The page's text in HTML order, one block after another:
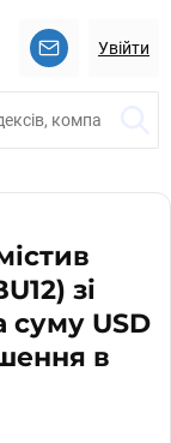
Увійти
зі
суму USD
в